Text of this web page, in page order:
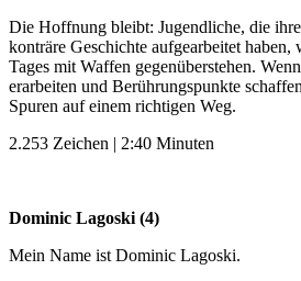
Die Hoffnung bleibt: Jugendliche, die
konträre Geschichte aufgearbeitet haben,
Tages mit Waffen gegenüberstehen.
erarbeiten und Berührungspunkte
Spuren auf einem richtigen Weg.
2.253 Zeichen | 2:40 Minuten
Dominic Lagoski (4)
Mein Name ist Dominic Lagoski.